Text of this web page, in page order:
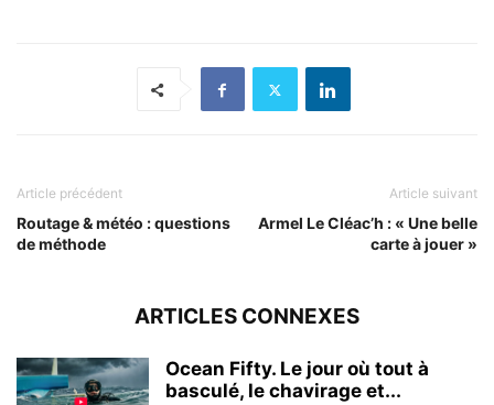
Article précédent
Routage & météo : questions
de méthode
Article suivant
Armel Le Cléac’h : « Une belle
carte à jouer »
ARTICLES CONNEXES
Ocean Fifty. Le jour où tout à
basculé, le chavirage et...